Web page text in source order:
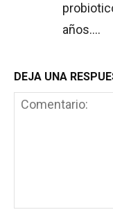
años….
DEJA UNA